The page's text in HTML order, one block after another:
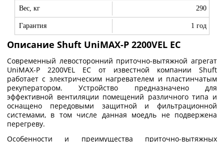
Вес, кг 290
Гарантия 1 год
Описание Shuft UniMAX-P 2200VEL EC
Современный левосторонний приточно-вытяжной агрегат
UniMAX-P 2200VEL EC от известной компании Shuft
работает с электрическим нагревателем и пластинчатым
рекуператором. Устройство предназначено для
эффективной вентиляции помещений различного типа и
оснащено передовыми защитной и фильтрационной
системами, в том числе данная моедль не подвержена
перегреву.
Особенности и преимущества приточно-вытяжных